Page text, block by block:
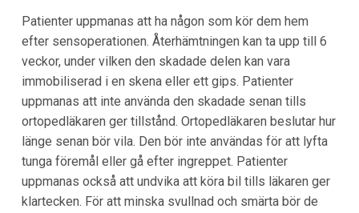
Patienter uppmanas att ha någon som kör dem hem
efter sensoperationen. Återhämtningen kan ta upp till 6
veckor, under vilken den skadade delen kan vara
immobiliserad i en skena eller ett gips. Patienter
uppmanas att inte använda den skadade senan tills
ortopedläkaren ger tillstånd. Ortopedläkaren beslutar hur
länge senan bör vila. Den bör inte användas för att lyfta
tunga föremål eller gå efter ingreppet. Patienter
uppmanas också att undvika att köra bil tills läkaren ger
klartecken. För att minska svullnad och smärta bör de